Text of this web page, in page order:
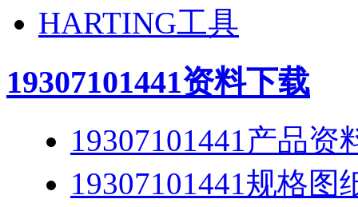
HARTING工具
19307101441资料下载
19307101441产品资
19307101441规格图